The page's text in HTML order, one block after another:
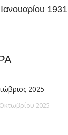
Next
1931
2025
2025